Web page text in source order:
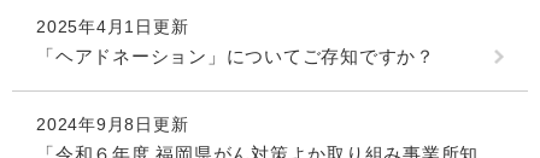
2025年4月1日更新
「ヘアドネーション」についてご存知ですか？
2024年9月8日更新
「令和６年度 福岡県がん対策よか取り組み事業所知